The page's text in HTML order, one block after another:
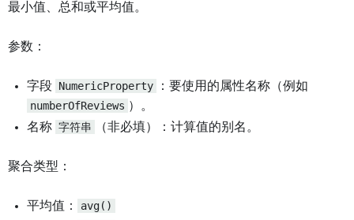
最小值、总和或平均值。
参数：
字段 NumericProperty
：要使用的属性名称（例如
numberOfReviews ）。
名称 字符串 （非必填）：计算值的别名。
聚合类型：
平均值：
avg()